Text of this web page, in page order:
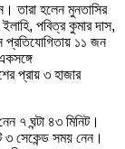
তারা হলেন মুনতাসির
পবিত্র কুমার দাস,
প্রতিযোগিতায় ১১ জন
প্রায় ৩ হাজার
৭ ঘন্টা ৪৩ মিনিট।
৩ সেকেন্ড সময় নেন।